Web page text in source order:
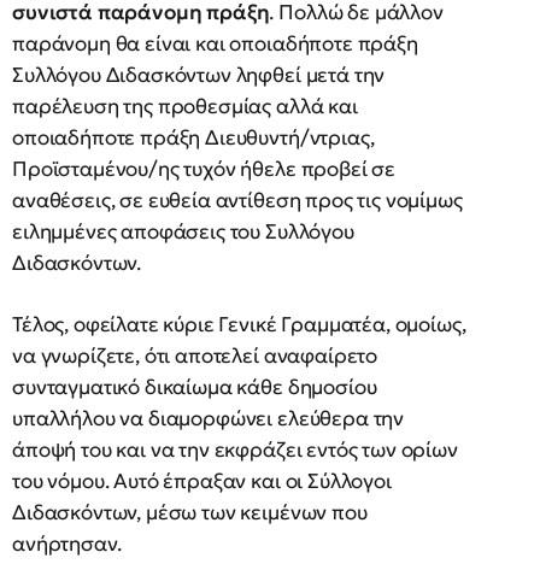
συνιστά παράνομη πράξη. Πολλώ δε μάλλον
παράνομη θα είναι και οποιαδήποτε πράξη
Συλλόγου Διδασκόντων ληφθεί μετά την
παρέλευση της προθεσμίας αλλά και
οποιαδήποτε πράξη Διευθυντή/ντριας,
Προϊσταμένου/ης τυχόν ήθελε προβεί σε
αναθέσεις, σε ευθεία αντίθεση προς τις νομίμως
ειλημμένες αποφάσεις του Συλλόγου
Διδασκόντων.
Τέλος, οφείλατε κύριε Γενικέ Γραμματέα, ομοίως,
να γνωρίζετε, ότι αποτελεί αναφαίρετο
συνταγματικό δικαίωμα κάθε δημοσίου
υπαλλήλου να διαμορφώνει ελεύθερα την
άποψή του και να την εκφράζει εντός των ορίων
του νόμου. Αυτό έπραξαν και οι Σύλλογοι
Διδασκόντων, μέσω των κειμένων που
ανήρτησαν.